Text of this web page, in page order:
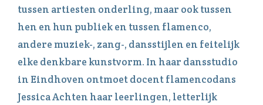
tussen artiesten onderling, maar ook tussen
hen en hun publiek en tussen flamenco,
andere muziek-, zang-, dansstijlen en feitelijk
elke denkbare kunstvorm. In haar dansstudio
in Eindhoven ontmoet docent flamencodans
Jessica Achten haar leerlingen, letterlijk